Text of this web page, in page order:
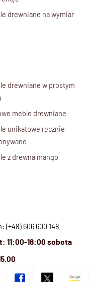
drewniane na wymiar
drewniane w prostym
meble drewniane
unikatowe ręcznie
z drewna mango
(+48) 606 600 148
11:00-18:00 sobota